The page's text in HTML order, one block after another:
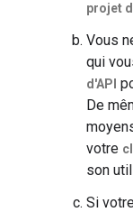
projet
Vous
qui
d'API
De
votre
son
Si